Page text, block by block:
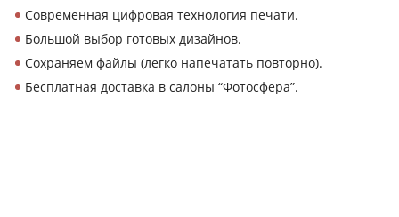
Современная цифровая технология печати.
Большой выбор готовых дизайнов.
Сохраняем файлы (легко напечатать повторно).
Бесплатная доставка в салоны “Фотосфера”.